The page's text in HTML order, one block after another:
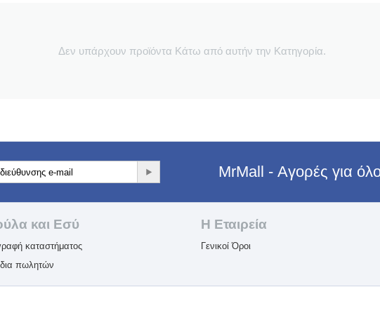
Δεν υπάρχουν προϊόντα Κάτω από αυτήν την Κατηγορία.
MrMall - Αγορές για
και Εσύ
καταστήματος
πωλητών
Η Εταιρεία​
Γενικοί Όροι